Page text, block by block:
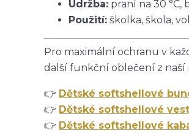
Údržba: praní na 30 °C,
Použití: školka, škola,
Pro maximální ochranu v
další funkční oblečení z naší
👉 Dětské softshellové
👉 Dětské softshellové
👉 Dětské softshellové